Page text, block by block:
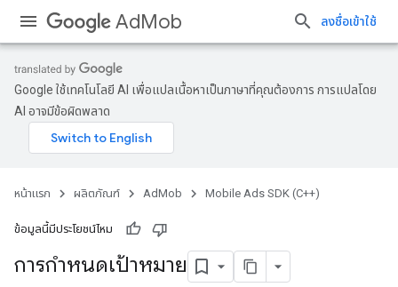
AdMob ลงชื่อเข้าใช้
Google ใช้เทคโนโลยี AI เพื่อแปลเนื้อหาเป็นภาษาที่คุณต้องการ การแปลโดย
AI อาจมีข้อผิดพลาด
หน้าแรก ผลิตภัณฑ์ AdMob Mobile Ads SDK (C++)
ข้อมูลนี้มีประโยชน์ไหม
การกำหนดเป้าหมาย